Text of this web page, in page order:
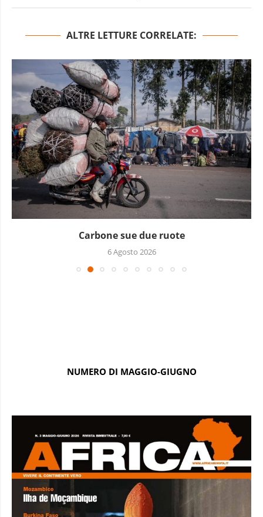
ALTRE LETTURE CORRELATE:
Carbone sue due ruote
6 Agosto 2026
NUMERO DI MAGGIO-GIUGNO